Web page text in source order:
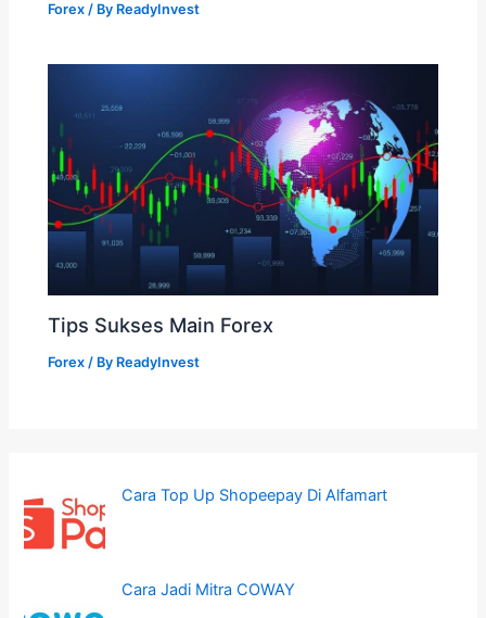
Forex / By ReadyInvest
Tips Sukses Main Forex
Forex / By ReadyInvest
Cara Top Up Shopeepay Di Alfamart
Cara Jadi Mitra COWAY